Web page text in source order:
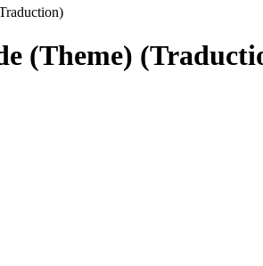
(Theme)